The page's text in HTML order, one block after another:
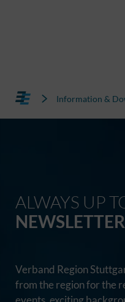
Information &
ALWAYS UP
NEWSLETTER
Verband Region
from the region for the